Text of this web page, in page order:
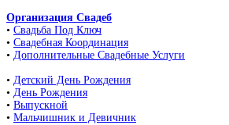
Организация Свадеб
• Свадьба Под Ключ
• Свадебная Координация
• Дополнительные Свадебные Услуги
• Детский День Рождения
• День Рождения
• Выпускной
• Мальчишник и Девичник